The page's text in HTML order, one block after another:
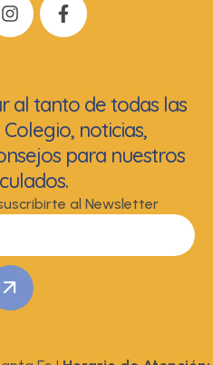
al tanto de todas las
noticias,
para nuestros
al Newsletter